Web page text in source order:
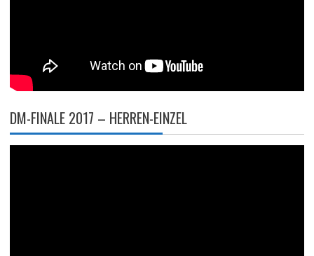
DM-FINALE 2017 – HERREN-EINZEL